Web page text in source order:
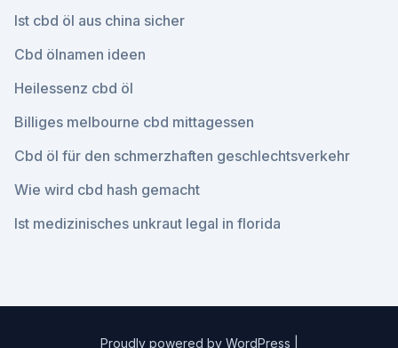
Ist cbd öl aus china sicher
Cbd ölnamen ideen
Heilessenz cbd öl
Billiges melbourne cbd mittagessen
Cbd öl für den schmerzhaften geschlechtsverkehr
Wie wird cbd hash gemacht
Ist medizinisches unkraut legal in florida
Proudly powered by WordPress